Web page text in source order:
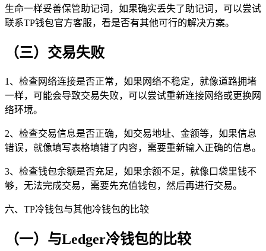
生命一样妥善保管助记词，如果确实丢失了助记词，可以尝试
联系TP钱包官方客服，看是否有其他可行的解决方案。
（三）交易失败
1、检查网络连接是否正常，如果网络不稳定，就像道路拥堵
一样，可能会导致交易失败，可以尝试重新连接网络或更换网
络环境。
2、检查交易信息是否正确，如交易地址、金额等，如果信息
错误，就像填写表格填错了内容，需要重新输入正确的信息。
3、检查钱包余额是否充足，如果余额不足，就像口袋里钱不
够，无法完成交易，需要先充值钱包，然后再进行交易。
六、TP冷钱包与其他冷钱包的比较
（一）与Ledger冷钱包的比较